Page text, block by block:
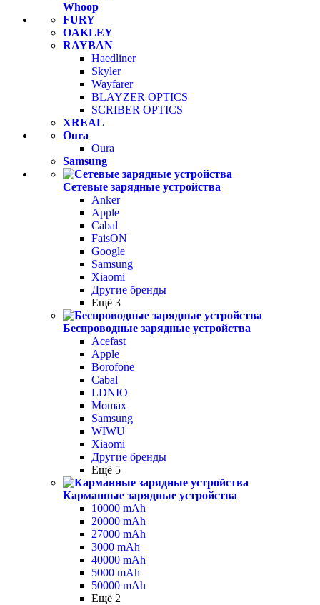
Whoop
FURY
OAKLEY
RAYBAN
Haedliner
Skyler
Wayfarer
BLAYZER OPTICS
SCRIBER OPTICS
XREAL
Oura
Oura
Samsung
Сетевые зарядные устройства
Anker
Apple
Cabal
FaisON
Google
Samsung
Xiaomi
Другие бренды
Ещё 3
Беспроводные зарядные устройства
Acefast
Apple
Borofone
Cabal
LDNIO
Momax
Samsung
WIWU
Xiaomi
Другие бренды
Ещё 5
Карманные зарядные устройства
10000 mAh
20000 mAh
27000 mAh
3000 mAh
40000 mAh
5000 mAh
50000 mAh
Ещё 2